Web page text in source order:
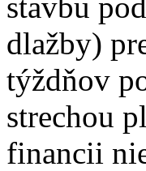
dlažby)
týždňov
strechou
financii